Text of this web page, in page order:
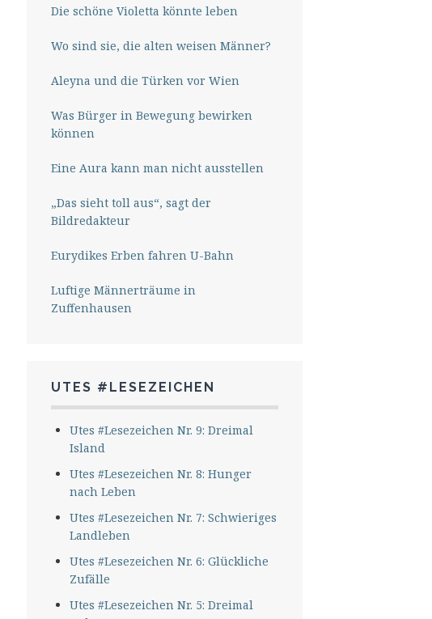
Die schöne Violetta könnte leben
Wo sind sie, die alten weisen Männer?
Aleyna und die Türken vor Wien
Was Bürger in Bewegung bewirken
können
Eine Aura kann man nicht ausstellen
„Das sieht toll aus“, sagt der
Bildredakteur
Eurydikes Erben fahren U-Bahn
Luftige Männerträume in
Zuffenhausen
UTES #LESEZEICHEN
Utes #Lesezeichen Nr. 9: Dreimal
Island
Utes #Lesezeichen Nr. 8: Hunger
nach Leben
Utes #Lesezeichen Nr. 7: Schwieriges
Landleben
Utes #Lesezeichen Nr. 6: Glückliche
Zufälle
Utes #Lesezeichen Nr. 5: Dreimal